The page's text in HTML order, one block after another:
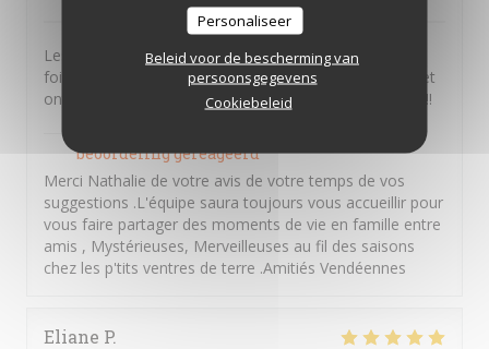
Personaliseer
Beleid voor de bescherming van
persoonsgegevens
Cookiebeleid
Les plats sont succulents !! Une découverte a chaque
fois !! Le chef et ses collaborateurs sont bienveillants et
ont répondu parfaitement à nos attentes. Mille mercis!!
beoordeling gereageerd
Merci Nathalie de votre avis de votre temps de vos
suggestions .L'équipe saura toujours vous accueillir pour
vous faire partager des moments de vie en famille entre
amis , Mystérieuses, Merveilleuses au fil des saisons
chez les p'tits ventres de terre .Amitiés Vendéennes
Eliane P